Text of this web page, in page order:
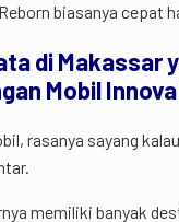
biasanya cepat
diMakassar
MobilInnova
rasanya sayang
memiliki banyak